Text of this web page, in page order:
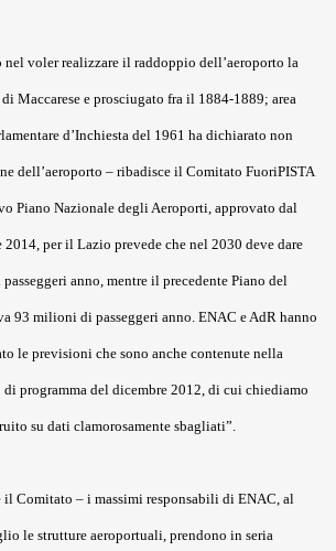
nel voler realizzare il raddoppio dell’aeroporto la
Maccarese e prosciugato fra il 1884-1889; area
d’Inchiesta del 1961 ha dichiarato non
dell’aeroporto – ribadisce il Comitato FuoriPISTA
Piano Nazionale degli Aeroporti, approvato dal
per il Lazio prevede che nel 2030 deve dare
anno, mentre il precedente Piano del
93 milioni di passeggeri anno. ENAC e AdR hanno
le previsioni che sono anche contenute nella
programma del dicembre 2012, di cui chiediamo
su dati clamorosamente sbagliati”.
il Comitato – i massimi responsabili di ENAC, al
le strutture aeroportuali, prendono in seria